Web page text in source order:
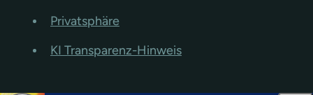
Privatsphäre
KI Transparenz-Hinweis